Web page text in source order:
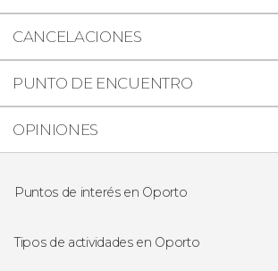
CANCELACIONES
PUNTO DE ENCUENTRO
OPINIONES
Puntos de interés en Oporto
Catedral de Oporto
Tipos de actividades en Oporto